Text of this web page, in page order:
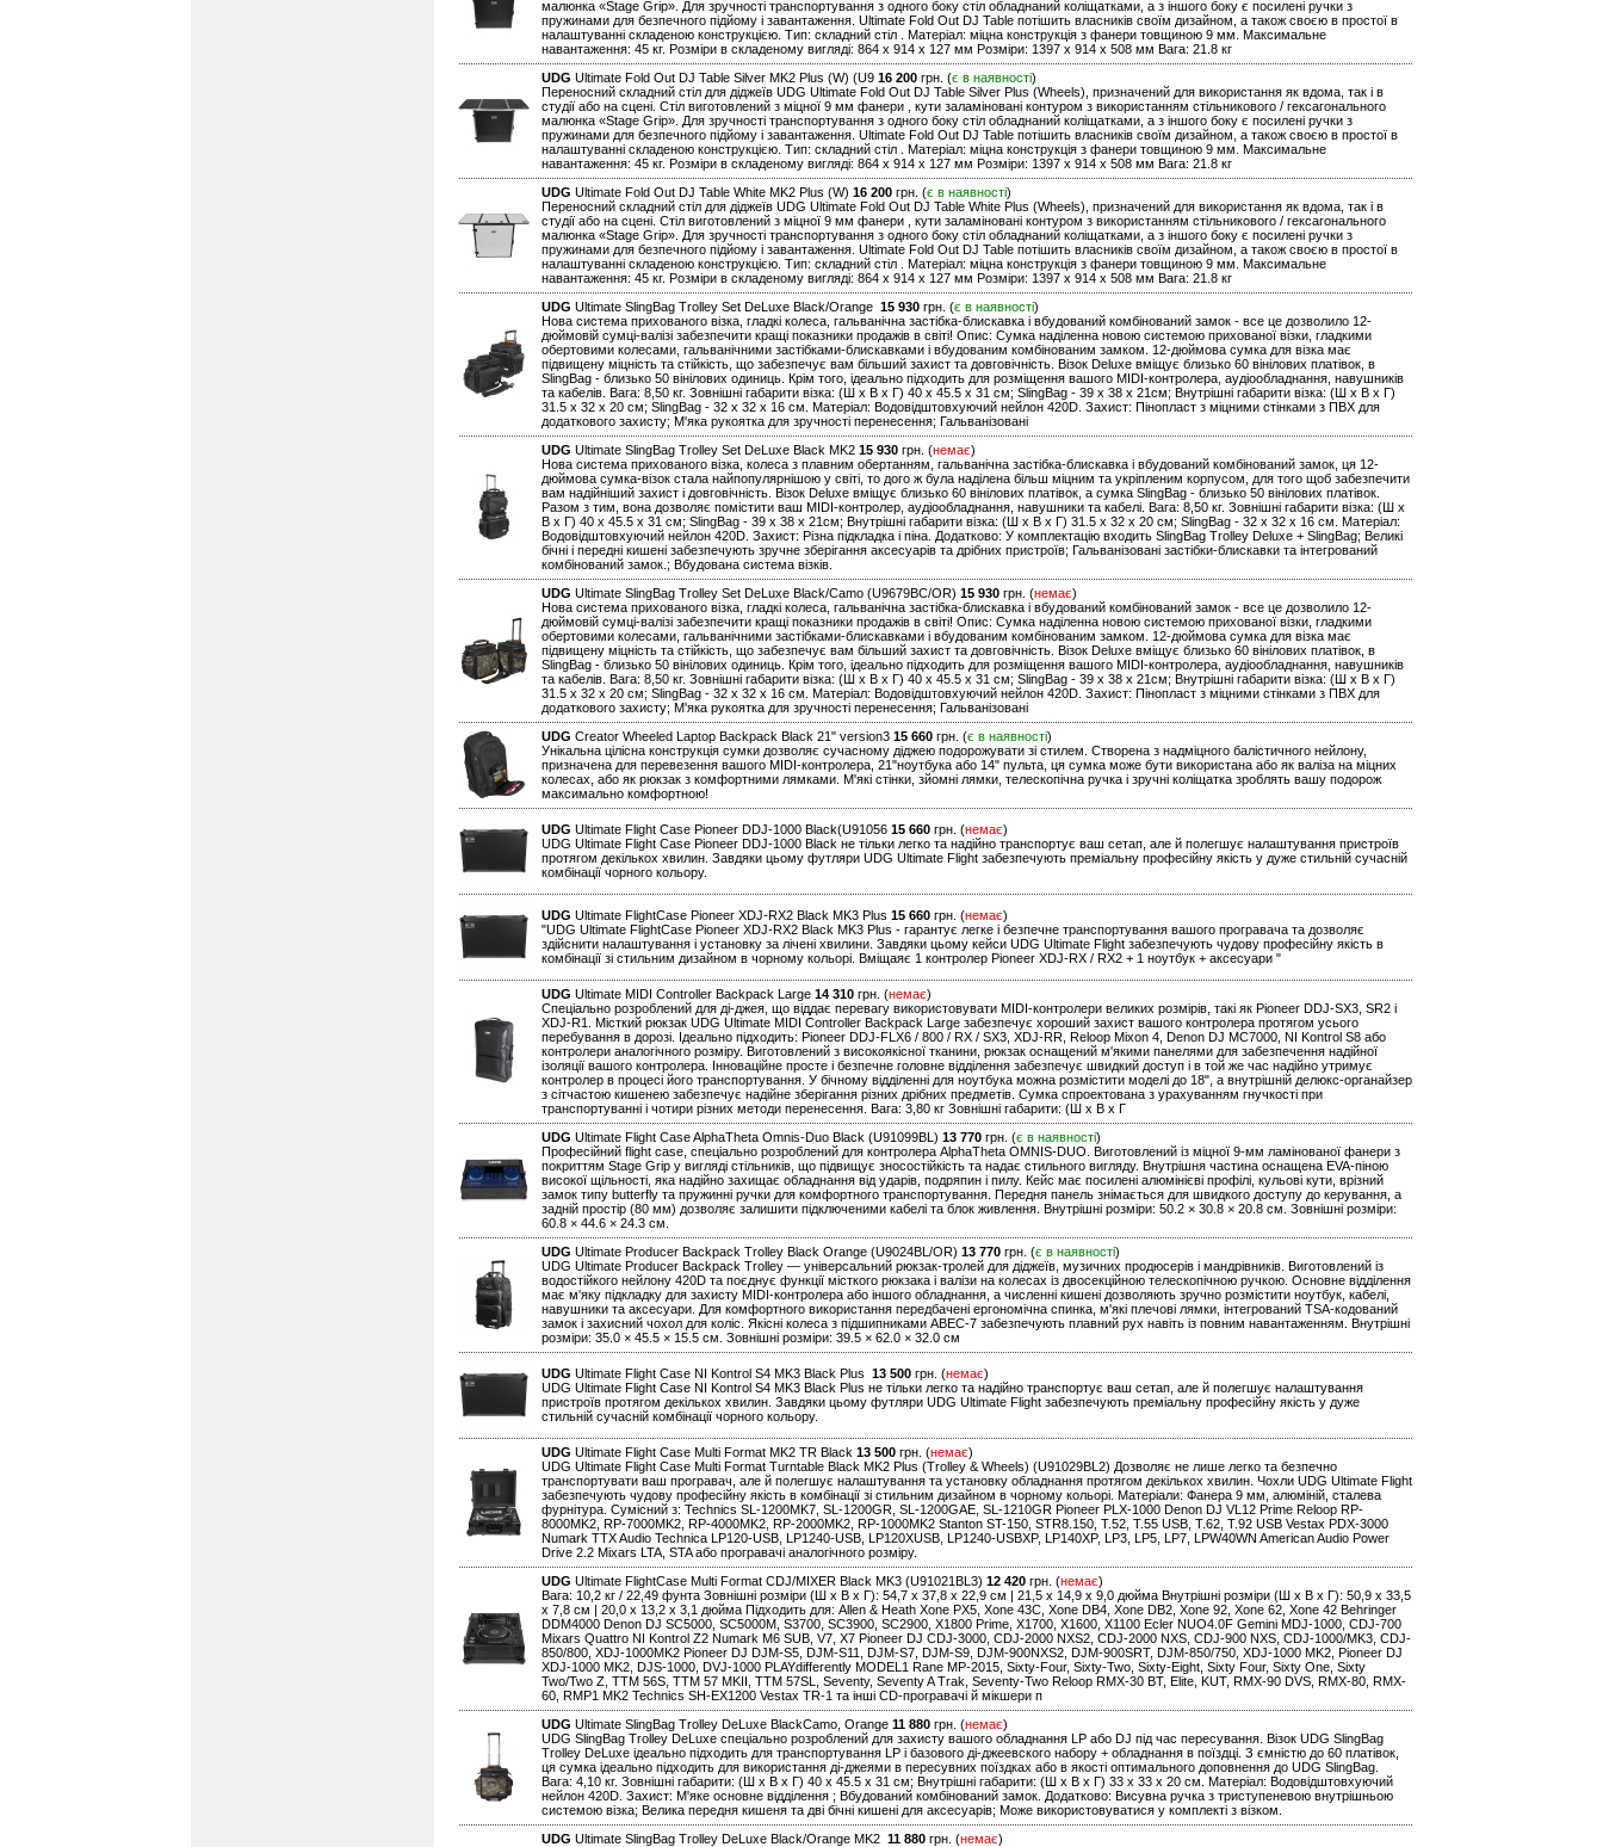
малюнка «Stage Grip». Для зручності транспортування з одного боку стіл обладнаний коліщатками, а з іншого боку є посилені ручки з
пружинами для безпечного підйому і завантаження. Ultimate Fold Out DJ Table потішить власників своїм дизайном, а також своєю в простої в
налаштуванні складеною конструкцією. Тип: складний стіл . Матеріал: міцна конструкція з фанери товщиною 9 мм. Максимальне
навантаження: 45 кг. Розміри в складеному вигляді: 864 x 914 x 127 мм Розміри: 1397 x 914 x 508 мм Вага: 21.8 кг
UDG Ultimate Fold Out DJ Table Silver MK2 Plus (W) (U9 16 200 грн. (є в наявності)
Переносний складний стіл для діджеїв UDG Ultimate Fold Out DJ Table Silver Plus (Wheels), призначений для використання як вдома, так і в
студії або на сцені. Стіл виготовлений з міцної 9 мм фанери , кути заламіновані контуром з використанням стільникового / гексагонального
малюнка «Stage Grip». Для зручності транспортування з одного боку стіл обладнаний коліщатками, а з іншого боку є посилені ручки з
пружинами для безпечного підйому і завантаження. Ultimate Fold Out DJ Table потішить власників своїм дизайном, а також своєю в простої в
налаштуванні складеною конструкцією. Тип: складний стіл . Матеріал: міцна конструкція з фанери товщиною 9 мм. Максимальне
навантаження: 45 кг. Розміри в складеному вигляді: 864 x 914 x 127 мм Розміри: 1397 x 914 x 508 мм Вага: 21.8 кг
UDG Ultimate Fold Out DJ Table White MK2 Plus (W) 16 200 грн. (є в наявності)
Переносний складний стіл для діджеїв UDG Ultimate Fold Out DJ Table White Plus (Wheels), призначений для використання як вдома, так і в
студії або на сцені. Стіл виготовлений з міцної 9 мм фанери , кути заламіновані контуром з використанням стільникового / гексагонального
малюнка «Stage Grip». Для зручності транспортування з одного боку стіл обладнаний коліщатками, а з іншого боку є посилені ручки з
пружинами для безпечного підйому і завантаження. Ultimate Fold Out DJ Table потішить власників своїм дизайном, а також своєю в простої в
налаштуванні складеною конструкцією. Тип: складний стіл . Матеріал: міцна конструкція з фанери товщиною 9 мм. Максимальне
навантаження: 45 кг. Розміри в складеному вигляді: 864 x 914 x 127 мм Розміри: 1397 x 914 x 508 мм Вага: 21.8 кг
UDG Ultimate SlingBag Trolley Set DeLuxe Black/Orange 15 930 грн. (є в наявності)
Нова система прихованого візка, гладкі колеса, гальванічна застібка-блискавка і вбудований комбінований замок - все це дозволило 12-
дюймовій сумці-валізі забезпечити кращі показники продажів в світі! Опис: Сумка наділенна новою системою прихованої візки, гладкими
обертовими колесами, гальванічними застібками-блискавками і вбудованим комбінованим замком. 12-дюймова сумка для візка має
підвищену міцність та стійкість, що забезпечує вам більший захист та довговічність. Візок Deluxe вміщує близько 60 вінілових платівок, в
SlingBag - близько 50 вінілових одиниць. Крім того, ідеально підходить для розміщення вашого MIDI-контролера, аудіообладнання, навушників
та кабелів. Вага: 8,50 кг. Зовнішні габарити візка: (Ш х В х Г) 40 x 45.5 x 31 см; SlingBag - 39 x 38 x 21см; Внутрішні габарити візка: (Ш х В х Г)
31.5 x 32 x 20 см; SlingBag - 32 x 32 x 16 см. Матеріал: Водовідштовхуючий нейлон 420D. Захист: Пінопласт з міцними стінками з ПВХ для
додаткового захисту; М'яка рукоятка для зручності перенесення; Гальванізовані
UDG Ultimate SlingBag Trolley Set DeLuxe Black MK2 15 930 грн. (немає)
Нова система прихованого візка, колеса з плавним обертанням, гальванічна застібка-блискавка і вбудований комбінований замок, ця 12-
дюймова сумка-візок стала найпопулярнішою у світі, то дого ж була наділена більш міцним та укріпленим корпусом, для того щоб забезпечити
вам надійніший захист і довговічність. Візок Deluxe вміщує близько 60 вінілових платівок, а сумка SlingBag - близько 50 вінілових платівок.
Разом з тим, вона дозволяє помістити ваш MIDI-контролер, аудіообладнання, навушники та кабелі. Вага: 8,50 кг. Зовнішні габарити візка: (Ш х
В х Г) 40 x 45.5 x 31 см; SlingBag - 39 x 38 x 21см; Внутрішні габарити візка: (Ш х В х Г) 31.5 x 32 x 20 см; SlingBag - 32 x 32 x 16 см. Матеріал:
Водовідштовхуючий нейлон 420D. Захист: Різна підкладка і піна. Додатково: У комплектацію входить SlingBag Trolley Deluxe + SlingBag; Великі
бічні і передні кишені забезпечують зручне зберігання аксесуарів та дрібних пристроїв; Гальванізовані застібки-блискавки та інтегрований
комбінований замок.; Вбудована система візків.
UDG Ultimate SlingBag Trolley Set DeLuxe Black/Camo (U9679BC/OR) 15 930 грн. (немає)
Нова система прихованого візка, гладкі колеса, гальванічна застібка-блискавка і вбудований комбінований замок - все це дозволило 12-
дюймовій сумці-валізі забезпечити кращі показники продажів в світі! Опис: Сумка наділенна новою системою прихованої візки, гладкими
обертовими колесами, гальванічними застібками-блискавками і вбудованим комбінованим замком. 12-дюймова сумка для візка має
підвищену міцність та стійкість, що забезпечує вам більший захист та довговічність. Візок Deluxe вміщує близько 60 вінілових платівок, в
SlingBag - близько 50 вінілових одиниць. Крім того, ідеально підходить для розміщення вашого MIDI-контролера, аудіообладнання, навушників
та кабелів. Вага: 8,50 кг. Зовнішні габарити візка: (Ш х В х Г) 40 x 45.5 x 31 см; SlingBag - 39 x 38 x 21см; Внутрішні габарити візка: (Ш х В х Г)
31.5 x 32 x 20 см; SlingBag - 32 x 32 x 16 см. Матеріал: Водовідштовхуючий нейлон 420D. Захист: Пінопласт з міцними стінками з ПВХ для
додаткового захисту; М'яка рукоятка для зручності перенесення; Гальванізовані
UDG Creator Wheeled Laptop Backpack Black 21" version3 15 660 грн. (є в наявності)
Унікальна цілісна конструкція сумки дозволяє сучасному діджею подорожувати зі стилем. Створена з надміцного балістичного нейлону,
призначена для перевезення вашого MIDI-контролера, 21"ноутбука або 14" пульта, ця сумка може бути використана або як валіза на міцних
колесах, або як рюкзак з комфортними лямками. М'які стінки, зйомні лямки, телескопічна ручка і зручні коліщатка зроблять вашу подорож
максимально комфортною!
UDG Ultimate Flight Case Pioneer DDJ-1000 Black(U91056 15 660 грн. (немає)
UDG Ultimate Flight Case Pioneer DDJ-1000 Black не тільки легко та надійно транспортує ваш сетап, але й полегшує налаштування пристроїв
протягом декількох хвилин. Завдяки цьому футляри UDG Ultimate Flight забезпечують преміальну професійну якість у дуже стильній сучасній
комбінації чорного кольору.
UDG Ultimate FlightCase Pioneer XDJ-RX2 Black MK3 Plus 15 660 грн. (немає)
"UDG Ultimate FlightCase Pioneer XDJ-RX2 Black MK3 Plus - гарантує легке і безпечне транспортування вашого програвача та дозволяє
здійснити налаштування і установку за лічені хвилини. Завдяки цьому кейси UDG Ultimate Flight забезпечують чудову професійну якість в
комбінації зі стильним дизайном в чорному кольорі. Вміщаяє 1 контролер Pioneer XDJ-RX / RX2 + 1 ноутбук + аксесуари "
UDG Ultimate MIDI Controller Backpack Large 14 310 грн. (немає)
Спеціально розроблений для ді-джея, що віддає перевагу використовувати MIDI-контролери великих розмірів, такі як Pioneer DDJ-SX3, SR2 і
XDJ-R1. Місткий рюкзак UDG Ultimate MIDI Controller Backpack Large забезпечує хороший захист вашого контролера протягом усього
перебування в дорозі. Ідеально підходить: Pioneer DDJ-FLX6 / 800 / RX / SX3, XDJ-RR, Reloop Mixon 4, Denon DJ MC7000, NI Kontrol S8 або
контролери аналогічного розміру. Виготовлений з високоякісної тканини, рюкзак оснащений м'якими панелями для забезпечення надійної
ізоляції вашого контролера. Інноваційне просте і безпечне головне відділення забезпечує швидкий доступ і в той же час надійно утримує
контролер в процесі його транспортування. У бічному відділенні для ноутбука можна розмістити моделі до 18", а внутрішній делюкс-органайзер
з сітчастою кишенею забезпечує надійне зберігання різних дрібних предметів. Сумка спроектована з урахуванням гнучкості при
транспортуванні і чотири різних методи перенесення. Вага: 3,80 кг Зовнішні габарити: (Ш х В х Г
UDG Ultimate Flight Case AlphaTheta Omnis-Duo Black (U91099BL) 13 770 грн. (є в наявності)
Професійний flight case, спеціально розроблений для контролера AlphaTheta OMNIS-DUO. Виготовлений із міцної 9-мм ламінованої фанери з
покриттям Stage Grip у вигляді стільників, що підвищує зносостійкість та надає стильного вигляду. Внутрішня частина оснащена EVA-піною
високої щільності, яка надійно захищає обладнання від ударів, подряпин і пилу. Кейс має посилені алюмінієві профілі, кульові кути, врізний
замок типу butterfly та пружинні ручки для комфортного транспортування. Передня панель знімається для швидкого доступу до керування, а
задній простір (80 мм) дозволяє залишити підключеними кабелі та блок живлення. Внутрішні розміри: 50.2 × 30.8 × 20.8 см. Зовнішні розміри:
60.8 × 44.6 × 24.3 см.
UDG Ultimate Producer Backpack Trolley Black Orange (U9024BL/OR) 13 770 грн. (є в наявності)
UDG Ultimate Producer Backpack Trolley — універсальний рюкзак-тролей для діджеїв, музичних продюсерів і мандрівників. Виготовлений із
водостійкого нейлону 420D та поєднує функції місткого рюкзака і валізи на колесах із двосекційною телескопічною ручкою. Основне відділення
має м'яку підкладку для захисту MIDI-контролера або іншого обладнання, а численні кишені дозволяють зручно розмістити ноутбук, кабелі,
навушники та аксесуари. Для комфортного використання передбачені ергономічна спинка, м'які плечові лямки, інтегрований TSA-кодований
замок і захисний чохол для коліс. Якісні колеса з підшипниками ABEC-7 забезпечують плавний рух навіть із повним навантаженням. Внутрішні
розміри: 35.0 × 45.5 × 15.5 см. Зовнішні розміри: 39.5 × 62.0 × 32.0 см
UDG Ultimate Flight Case NI Kontrol S4 MK3 Black Plus 13 500 грн. (немає)
UDG Ultimate Flight Case NI Kontrol S4 MK3 Black Plus не тільки легко та надійно транспортує ваш сетап, але й полегшує налаштування
пристроїв протягом декількох хвилин. Завдяки цьому футляри UDG Ultimate Flight забезпечують преміальну професійну якість у дуже
стильній сучасній комбінації чорного кольору.
UDG Ultimate Flight Case Multi Format MK2 TR Black 13 500 грн. (немає)
UDG Ultimate Flight Case Multi Format Turntable Black MK2 Plus (Trolley & Wheels) (U91029BL2) Дозволяє не лише легко та безпечно
транспортувати ваш програвач, але й полегшує налаштування та установку обладнання протягом декількох хвилин. Чохли UDG Ultimate Flight
забезпечують чудову професійну якість в комбінації зі стильним дизайном в чорному кольорі. Матеріали: Фанера 9 мм, алюміній, сталева
фурнітура. Сумісний з: Technics SL-1200MK7, SL-1200GR, SL-1200GAE, SL-1210GR Pioneer PLX-1000 Denon DJ VL12 Prime Reloop RP-
8000MK2, RP-7000MK2, RP-4000MK2, RP-2000MK2, RP-1000MK2 Stanton ST-150, STR8.150, T.52, T.55 USB, T.62, T.92 USB Vestax PDX-3000
Numark TTX Audio Technica LP120-USB, LP1240-USB, LP120XUSB, LP1240-USBXP, LP140XP, LP3, LP5, LP7, LPW40WN American Audio Power
Drive 2.2 Mixars LTA, STA або програвачі аналогічного розміру.
UDG Ultimate FlightCase Multi Format CDJ/MIXER Black MK3 (U91021BL3) 12 420 грн. (немає)
Вага: 10,2 кг / 22,49 фунта Зовнішні розміри (Ш x В x Г): 54,7 x 37,8 x 22,9 см | 21,5 x 14,9 x 9,0 дюйма Внутрішні розміри (Ш x В x Г): 50,9 x 33,5
x 7,8 см | 20,0 x 13,2 x 3,1 дюйма Підходить для: Allen & Heath Xone PX5, Xone 43C, Xone DB4, Xone DB2, Xone 92, Xone 62, Xone 42 Behringer
DDM4000 Denon DJ SC5000, SC5000M, S3700, SC3900, SC2900, X1800 Prime, X1700, X1600, X1100 Ecler NUO4.0F Gemini MDJ-1000, CDJ-700
Mixars Quattro NI Kontrol Z2 Numark M6 SUB, V7, X7 Pioneer DJ CDJ-3000, CDJ-2000 NXS2, CDJ-2000 NXS, CDJ-900 NXS, CDJ-1000/MK3, CDJ-
850/800, XDJ-1000MK2 Pioneer DJ DJM-S5, DJM-S11, DJM-S7, DJM-S9, DJM-900NXS2, DJM-900SRT, DJM-850/750, XDJ-1000 MK2, Pioneer DJ
XDJ-1000 MK2, DJS-1000, DVJ-1000 PLAYdifferently MODEL1 Rane MP-2015, Sixty-Four, Sixty-Two, Sixty-Eight, Sixty Four, Sixty One, Sixty
Two/Two Z, TTM 56S, TTM 57 MKII, TTM 57SL, Seventy, Seventy A Trak, Seventy-Two Reloop RMX-30 BT, Elite, KUT, RMX-90 DVS, RMX-80, RMX-
60, RMP1 MK2 Technics SH-EX1200 Vestax TR-1 та інші CD-програвачі й мікшери п
UDG Ultimate SlingBag Trolley DeLuxe BlackCamo, Orange 11 880 грн. (немає)
UDG SlingBag Trolley DeLuxe спеціально розроблений для захисту вашого обладнання LP або DJ під час пересування. Візок UDG SlingBag
Trolley DeLuxe ідеально підходить для транспортування LP і базового ді-джеевского набору + обладнання в поїздці. З ємністю до 60 платівок,
ця сумка ідеально підходить для використання ді-джеями в пересувних поїздках або в якості оптимального доповнення до UDG SlingBag.
Вага: 4,10 кг. Зовнішні габарити: (Ш х В х Г) 40 x 45.5 x 31 см; Внутрішні габарити: (Ш х В х Г) 33 x 33 x 20 см. Матеріал: Водовідштовхуючий
нейлон 420D. Захист: М'яке основне відділення ; Вбудований комбінований замок. Додатково: Висувна ручка з триступеневою внутрішньою
системою візка; Велика передня кишеня та дві бічні кишені для аксесуарів; Може використовуватися у комплекті з візком.
UDG Ultimate SlingBag Trolley DeLuxe Black/Orange MK2 11 880 грн. (немає)